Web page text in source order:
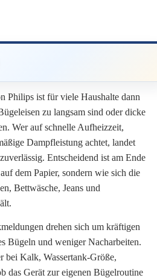
Philips ist für viele Haushalte dann
zu langsam sind oder dicke
Wer auf schnelle Aufheizzeit,
Dampfleistung achtet, landet
Entscheidend ist am Ende
dem Papier, sondern wie sich die
Bettwäsche, Jeans und
drehen sich um kräftigen
Bügeln und weniger Nacharbeiten.
bei Kalk, Wassertank-Größe,
das Gerät zur eigenen Bügelroutine